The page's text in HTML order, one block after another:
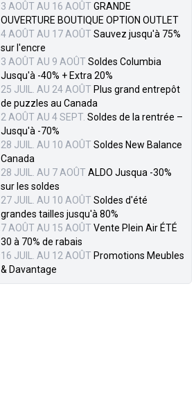
3 AOÛT AU 16 AOÛT GRANDE
OUVERTURE BOUTIQUE OPTION OUTLET
4 AOÛT AU 17 AOÛT Sauvez jusqu'à 75%
sur l'encre
3 AOÛT AU 9 AOÛT Soldes Columbia
Jusqu'à -40% + Extra 20%
25 JUIL. AU 24 AOÛT Plus grand entrepôt
de puzzles au Canada
2 AOÛT AU 4 SEPT. Soldes de la rentrée –
Jusqu'à -70%
28 JUIL. AU 10 AOÛT Soldes New Balance
Canada
28 JUIL. AU 7 AOÛT ALDO Jusqua -30%
sur les soldes
27 JUIL. AU 10 AOÛT Soldes d'été
grandes tailles jusqu'à 80%
7 AOÛT AU 15 AOÛT Vente Plein Air ÉTÉ
30 à 70% de rabais
16 JUIL. AU 12 AOÛT Promotions Meubles
& Davantage